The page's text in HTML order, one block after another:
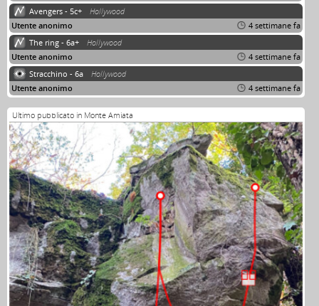
Avengers - 5c+
Hollywood
Utente anonimo
4 settimane fa
The ring - 6a+
Hollywood
Utente anonimo
4 settimane fa
Stracchino - 6a
Hollywood
Utente anonimo
4 settimane fa
Ultimo pubblicato in Monte Amiata